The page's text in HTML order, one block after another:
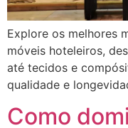
Explore os melhores
móveis hoteleiros,
até tecidos e
qualidade e
Como